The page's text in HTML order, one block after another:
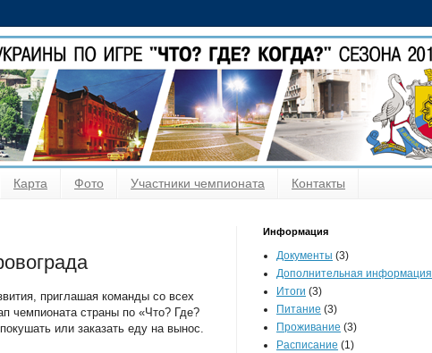
Карта Фото Участники чемпионата Контакты
приглашая команды со всех
чемпионата страны по «Что? Где?
или заказать еду на вынос.
Информация
Документы (3)
Дополнительная информация
Итоги (3)
Питание (3)
Проживание (3)
Расписание (1)